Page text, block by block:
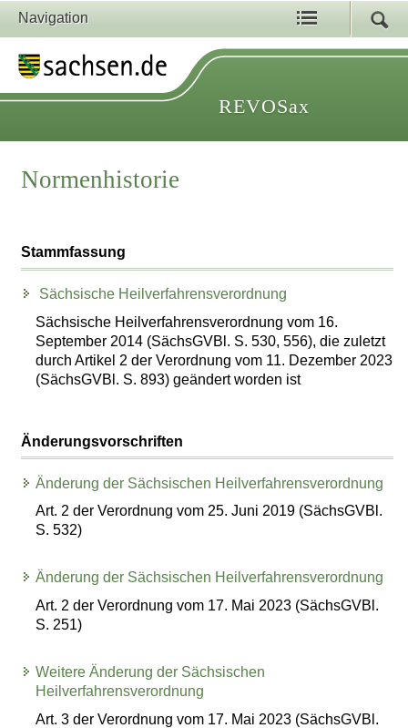
Navigation
REVOSax
Normenhistorie
Stammfassung
Sächsische Heilverfahrensverordnung
Sächsische Heilverfahrensverordnung vom 16.
September 2014 (SächsGVBl. S. 530, 556), die zuletzt
durch Artikel 2 der Verordnung vom 11. Dezember 2023
(SächsGVBl. S. 893) geändert worden ist
Änderungsvorschriften
Änderung der Sächsischen Heilverfahrensverordnung
Art. 2 der Verordnung vom 25. Juni 2019 (SächsGVBl.
S. 532)
Änderung der Sächsischen Heilverfahrensverordnung
Art. 2 der Verordnung vom 17. Mai 2023 (SächsGVBl.
S. 251)
Weitere Änderung der Sächsischen
Heilverfahrensverordnung
Art. 3 der Verordnung vom 17. Mai 2023 (SächsGVBl.